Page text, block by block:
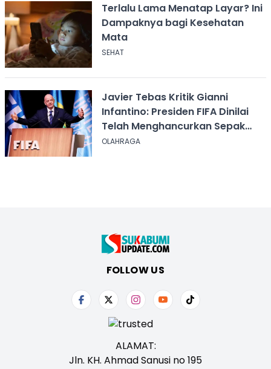
Terlalu Lama Menatap Layar? Ini
Dampaknya bagi Kesehatan
Mata
SEHAT
Javier Tebas Kritik Gianni
Infantino: Presiden FIFA Dinilai
Telah Menghancurkan Sepak
Bola
OLAHRAGA
FOLLOW US
ALAMAT:
Jln. KH. Ahmad Sanusi no 195